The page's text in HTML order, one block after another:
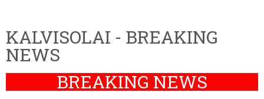
KALVISOLAI - BREAKING
NEWS
BREAKING NEWS